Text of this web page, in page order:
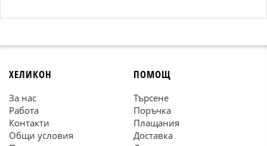
ХЕЛИКОН
За нас
Работа
Контакти
Общи условия
ПОМОЩ
Търсене
Поръчка
Плащания
Доставка